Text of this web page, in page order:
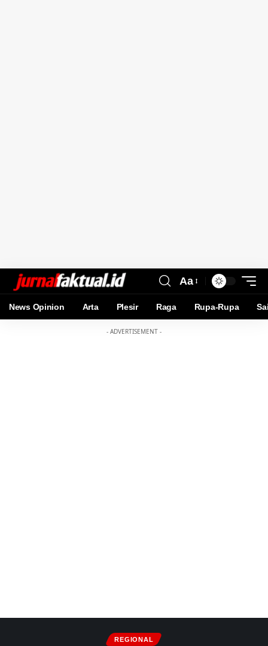
Aa
News Opinion Arta Plesir Raga Rupa-Rupa
- ADVERTISEMENT -
REGIONAL